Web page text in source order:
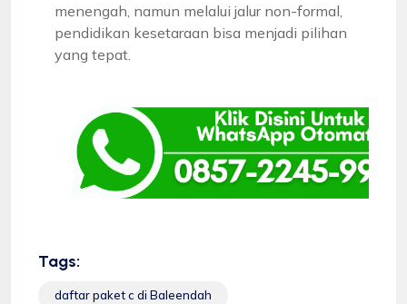
menengah, namun melalui jalur non-formal,
pendidikan kesetaraan bisa menjadi pilihan
yang tepat.
Tags:
daftar paket c di Baleendah